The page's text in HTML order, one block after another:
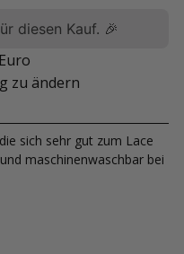
diesen Kauf. 🎉
zu ändern
sich sehr gut zum Lace
maschinenwaschbar bei